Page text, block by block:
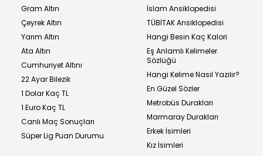
Gram Altın
Çeyrek Altın
Yarım Altın
Ata Altın
Cumhuriyet Altını
22 Ayar Bilezik
1 Dolar Kaç TL
1 Euro Kaç TL
Canlı Maç Sonuçları
Süper Lig Puan Durumu
İslam Ansiklopedisi
TÜBİTAK Ansiklopedisi
Hangi Besin Kaç Kalori
Eş Anlamlı Kelimeler
Sözlüğü
Hangi Kelime Nasıl Yazılır?
En Güzel Sözler
Metrobüs Durakları
Marmaray Durakları
Erkek İsimleri
Kız İsimleri